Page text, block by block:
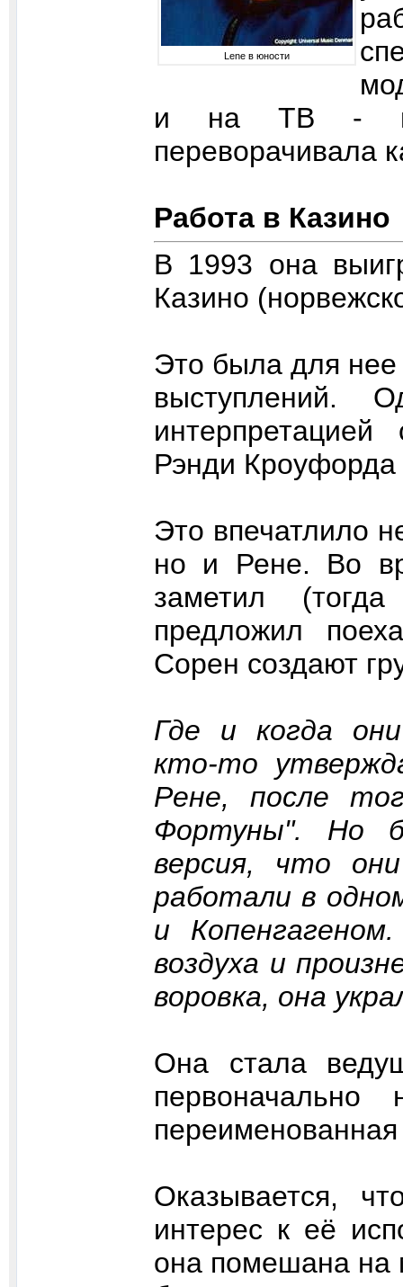
Lene в юности
и на ТВ - в
переворачивала
Работа в Казино
В 1993 она
Казино
Это была для нее
интерпретацией
Рэнди
Это впечатлило
но и Рене. Во
заметил
предложил
Сорен создают
Где и когда
кто-то
Рене, после
Фортуны". Но
версия, что
работали в
и
воздуха и
воровка, она
Она стала
Оказывается,
интерес к её
она помешана на